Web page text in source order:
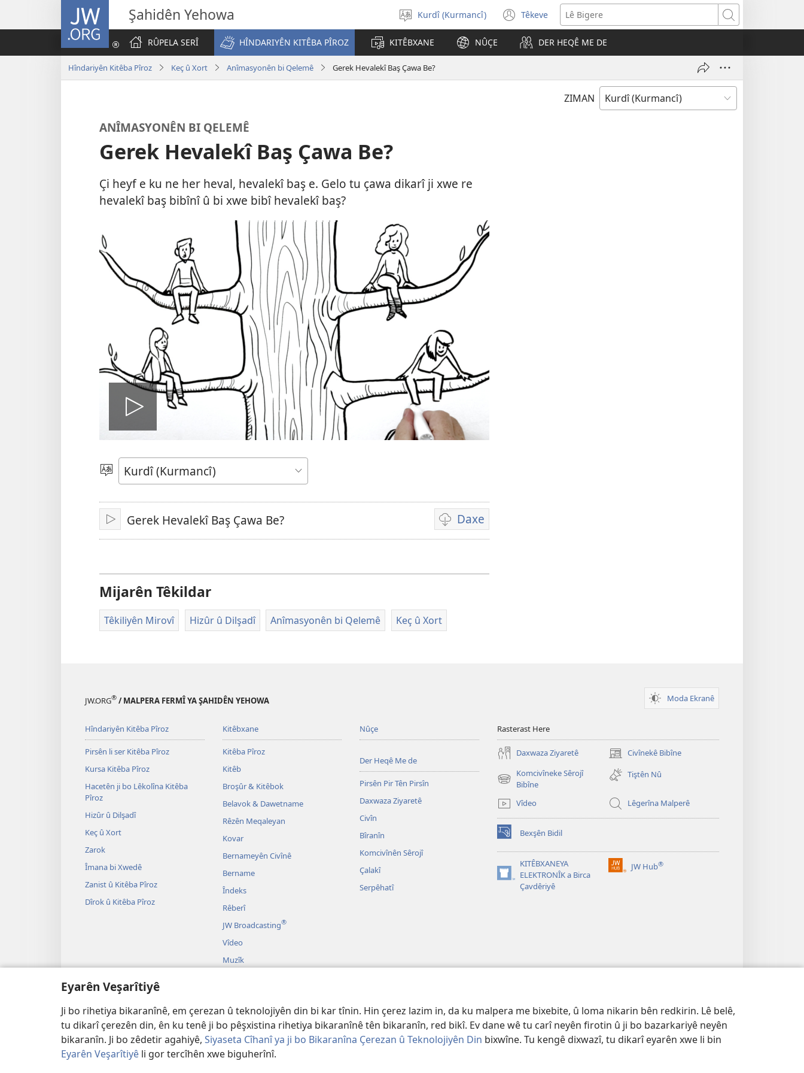
Eyarên Veşarîtiyê
Ji bo rihetiya bikaranînê, em çerezan û teknolojiyên din bi kar tînin. Hin çerez lazim in, da ku malpera me bixebite, û loma nikarin bên redkirin. Lê belê,
tu dikarî çerezên din, ên ku tenê ji bo pêşxistina rihetiya bikaranînê tên bikaranîn, red bikî. Ev dane wê tu carî neyên firotin û ji bo bazarkariyê neyên
bikaranîn. Ji bo zêdetir agahiyê, Siyaseta Cîhanî ya ji bo Bikaranîna Çerezan û Teknolojiyên Din bixwîne. Tu kengê dixwazî, tu dikarî eyarên xwe li bin
Eyarên Veşarîtiyê li gor tercîhên xwe biguherînî.
JW.ORG Şahidên Yehowa
Zimanekî
hilbijêre
Kurdî (Kurmancî) Têkeve
(opens
new
window)
Lê
Bigere
RÛPELA SERÎ
HÎNDARIYÊN KITÊBA PÎROZ KITÊBXANE NÛÇE DER HEQÊ ME DE
Hîndariyên Kitêba Pîroz Keç û Xort Anîmasyonên bi Qelemê Gerek Hevalekî Baş Çawa Be?
ZIMAN
ANÎMASYONÊN BI QELEMÊ
Gerek Hevalekî Baş Çawa Be?
Çi heyf e ku ne her heval, hevalekî baş e. Gelo tu çawa dikarî ji xwe re
hevalekî baş bibînî û bi xwe bibî hevalekî baş?
Play
video
Zimanekî
Hilbijêre
LêdeGerek Hevalekî Baş Çawa Be? Daxe
Vebijarkên
daxistina
vîdeo
Mijarên Têkildar
Têkiliyên Mirovî Hizûr û Dilşadî Anîmasyonên bi Qelemê Keç û Xort
JW.ORG® / MALPERA FERMÎ YA ŞAHIDÊN YEHOWA Moda Ekranê
Hîndariyên Kitêba Pîroz
Pirsên li ser Kitêba Pîroz
Kursa Kitêba Pîroz
Hacetên ji bo Lêkolîna Kitêba
Pîroz
Hizûr û Dilşadî
Keç û Xort
Zarok
Îmana bi Xwedê
Zanist û Kitêba Pîroz
Dîrok û Kitêba Pîroz
Kitêbxane
Kitêba Pîroz
Kitêb
Broşûr & Kitêbok
Belavok & Dawetname
Rêzên Meqaleyan
Kovar
Bernameyên Civînê
Bername
Îndeks
Rêberî
JW Broadcasting®
Vîdeo
Muzîk
Kitêba Pîroz
Nûçe
Der Heqê Me de
Pirsên Pir Tên Pirsîn
Daxwaza Ziyaretê
Civîn
Bîranîn
Komcivînên Sêrojî
Çalakî
Serpêhatî
Rasterast Here
Daxwaza Ziyaretê Civînekê Bibîne
(opens
new
window)
Komcivîneke Sêrojî
Bibîne
(opens
window)
Tiştên Nû
Vîdeo Lêgerîna Malperê
Bexşên Bidil
(opens
new
window)KITÊBXANEYA
ELEKTRONÎK a Birca
Çavdêriyê
(opens
JW Hub®
(opens
Copyright © 2026 Watch Tower Bible and Tract Society of PA.